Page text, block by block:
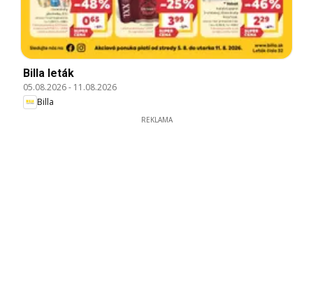
Billa leták
05.08.2026- 11.08.2026
Billa
REKLAMA